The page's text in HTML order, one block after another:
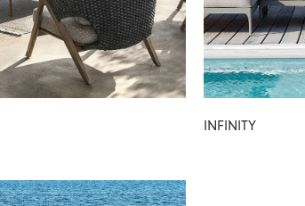
INFINITY